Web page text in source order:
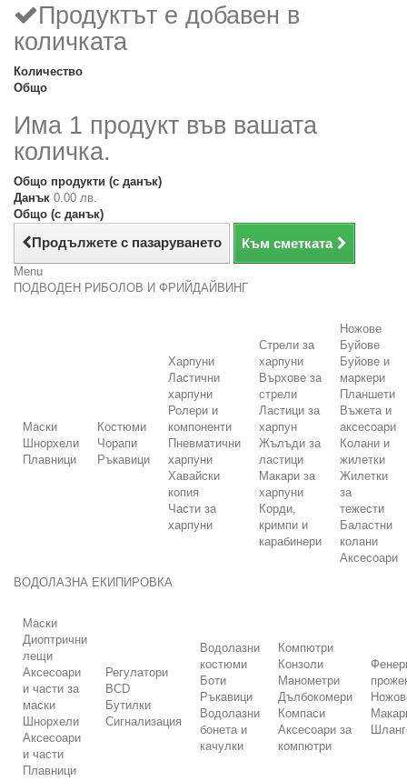
Продуктът е добавен в
количката
Количество
Общо
Има 1 продукт във вашата
количка.
Общо продукти (с данък)
Данък 0.00 лв.
Общо (с данък)
Продължете с пазаруването Към сметката
Menu
ПОДВОДЕН РИБОЛОВ И ФРИЙДАЙВИНГ
Маски
Шнорхели
Плавници
Костюми
Чорапи
Ръкавици
Харпуни
Ластични
харпуни
Ролери и
компоненти
Пневматични
харпуни
Хавайски
копия
Части за
харпуни
Стрели за
харпуни
Върхове за
стрели
Ластици за
харпун
Жълъди за
ластици
Макари за
харпуни
Корди,
кримпи и
карабинери
Ножове
Буйове
Буйове и
маркери
Планшети
Въжета и
аксесоари
Колани и
жилетки
Жилетки
за
тежести
Баластни
колани
Аксесоари
ВОДОЛАЗНА ЕКИПИРОВКА
Маски
Диоптрични
лещи
Аксесоари
и части за
маски
Шнорхели
Аксесоари
и части
Плавници
Регулатори
BCD
Бутилки
Сигнализация
Водолазни
костюми
Боти
Ръкавици
Водолазни
бонета и
качулки
Компютри
Конзоли
Манометри
Дълбокомери
Компаси
Аксесоари за
компютри